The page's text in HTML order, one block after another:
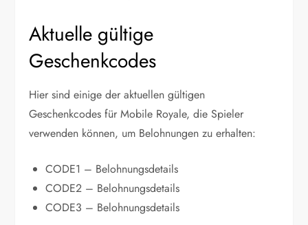
Aktuelle gültige
Geschenkcodes
Hier sind einige der aktuellen gültigen
Geschenkcodes für Mobile Royale, die Spieler
verwenden können, um Belohnungen zu erhalten:
CODE1 – Belohnungsdetails
CODE2 – Belohnungsdetails
CODE3 – Belohnungsdetails